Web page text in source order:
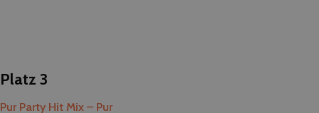
Platz 3
Pur Party Hit Mix – Pur